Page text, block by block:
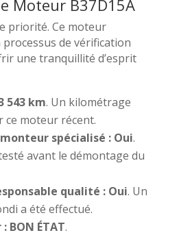
Moteur B37D15A
priorité. Ce moteur
de vérification
une tranquillité d’esprit
543 km. Un kilométrage
moteur récent.
spécialisé : Oui.
avant le démontage du
qualité : Oui. Un
a été effectué.
: BON ÉTAT.